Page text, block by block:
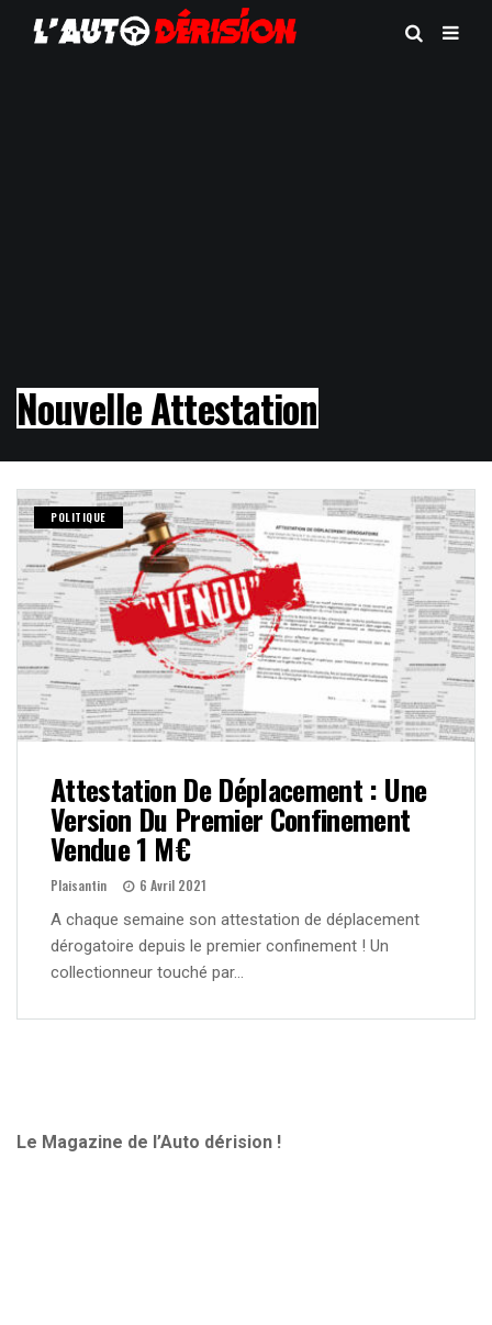
Nouvelle Attestation
POLITIQUE
Attestation De Déplacement : Une
Version Du Premier Confinement
Vendue 1 M€
Plaisantin 6 Avril 2021
A chaque semaine son attestation de déplacement
dérogatoire depuis le premier confinement ! Un
collectionneur touché par…
Le Magazine de l’Auto dérision !